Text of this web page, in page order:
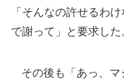
「そんなの許せるわ
で謝って」と要求した
その後も「あっ、